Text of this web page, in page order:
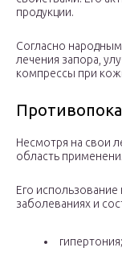
продукции.
Согласно
лечения запора,
компрессы при
Несмотря на свои
область
Его использование
заболеваниях и
гипертония;